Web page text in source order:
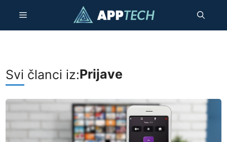
sadržaj
Izbornik
Svi članci iz:Prijave